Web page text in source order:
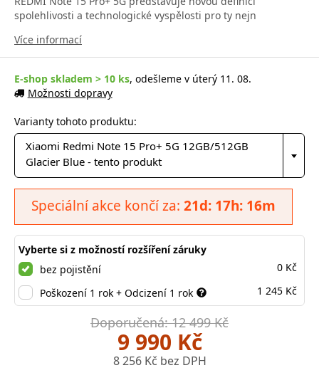
spolehlivosti a technologické vyspělosti pro ty nejn
Více informací
E-shop skladem > 10 ks, odešleme v úterý 11. 08.
Možnosti dopravy
Varianty tohoto produktu:
Xiaomi Redmi Note 15 Pro+ 5G 12GB/512GB
Glacier Blue - tento produkt
Speciální akce končí za: 21d: 17h: 16m
Vyberte si z možností rozšíření záruky
bez pojistění
0 Kč
Poškození 1 rok + Odcizení 1 rok
1 245 Kč
Doporučená: 12 499 Kč
9 990 Kč
8 256 Kč bez DPH